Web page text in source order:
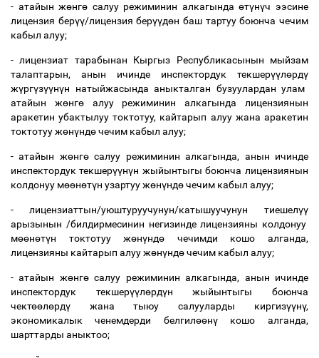
- атайын жөнгө салуу режиминин алкагындаөтүнүч ээсине
лицензия берүү/лицензия берүүдөн баш тартуу боюнча чечим
кабыл алуу;
- лицензиат тарабынан Кыргыз Республикасынын мыйзам
талаптарын, анын ичинде инспектордук текшерүүлөрдү
жүргүзүүнүн натыйжасында аныкталган бузуулардан улам
атайын жөнгөалуу режиминин алкагында лицензиянын
аракетин убактылуу токтотуу, кайтарып алуу жана аракетин
токтотуу жөнүндөчечим кабыл алуу;
- атайын жөнгөсалуу режиминин алкагында, анын ичинде
инспектордук текшерүүнүн жыйынтыгы боюнча лицензиянын
колдонуу мөөнөтүн узартуу жөнүндөчечим кабыл алуу;
- лицензиаттын/уюштуруучунун/катышуучунун тиешелүү
арызынын /билдирмесинин негизинде лицензияны колдонуу
мөөнөтүн токтотуу жөнүндө чечимди кошо алганда,
лицензияны кайтарып алуу жөнүндөчечим кабыл алуу;
- атайын жөнгөсалуу режиминин алкагында, анын ичинде
инспектордук текшерүүлөрдүн жыйынтыгы боюнча
чектөөлөрдү жана тыюу салууларды киргизүүнү,
экономикалык ченемдерди белгилөөнү кошо алганда,
шарттарды аныктоо;